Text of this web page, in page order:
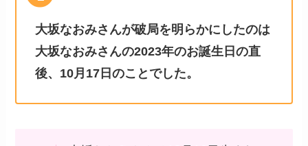
大坂なおみさんが破局を明らかにしたのは
大坂なおみさんの2023年のお誕生日の直
後、10月17日のことでした。